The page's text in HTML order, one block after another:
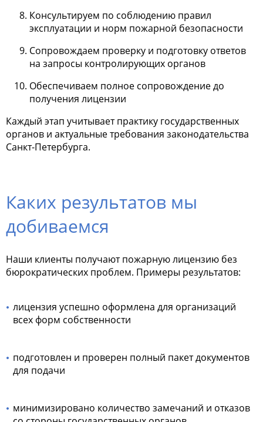
Консультируем по соблюдению правил
эксплуатации и норм пожарной безопасности
Сопровождаем проверку и подготовку ответов
на запросы контролирующих органов
Обеспечиваем полное сопровождение до
получения лицензии
Каждый этап учитывает практику государственных
органов и актуальные требования законодательства
Санкт-Петербурга.
Каких результатов мы
добиваемся
Наши клиенты получают пожарную лицензию без
бюрократических проблем. Примеры результатов:
лицензия успешно оформлена для организаций
всех форм собственности
подготовлен и проверен полный пакет документов
для подачи
минимизировано количество замечаний и отказов